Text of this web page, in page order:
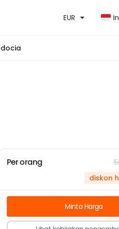
EUR
Per orang
diskon
Minta Harga